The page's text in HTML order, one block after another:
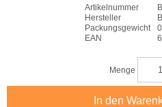
Artikelnummer
Hersteller
Packungsgewicht
EAN
Menge
In den